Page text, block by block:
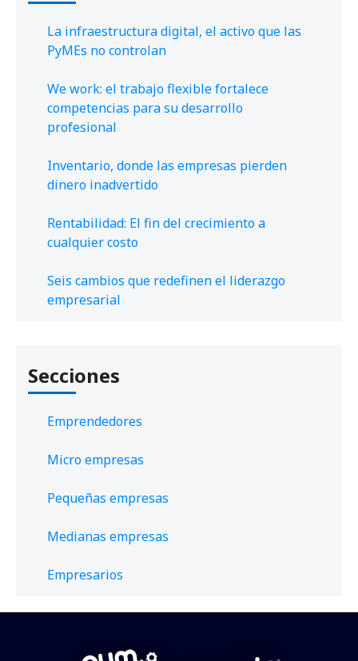
La infraestructura digital, el activo que las
PyMEs no controlan
We work: el trabajo flexible fortalece
competencias para su desarrollo
profesional
Inventario, donde las empresas pierden
dinero inadvertido
Rentabilidad: El fin del crecimiento a
cualquier costo
Seis cambios que redefinen el liderazgo
empresarial
Secciones
Emprendedores
Micro empresas
Pequeñas empresas
Medianas empresas
Empresarios